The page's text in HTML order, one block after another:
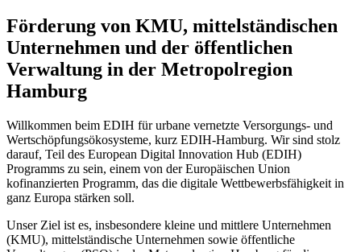
Förderung von KMU, mittelständischen
Unternehmen und der öffentlichen
Verwaltung in der Metropolregion
Hamburg
Willkommen beim EDIH für urbane vernetzte Versorgungs- und
Wertschöpfungsökosysteme, kurz EDIH-Hamburg. Wir sind stolz
darauf, Teil des European Digital Innovation Hub (EDIH)
Programms zu sein, einem von der Europäischen Union
kofinanzierten Programm, das die digitale Wettbewerbsfähigkeit in
ganz Europa stärken soll.
Unser Ziel ist es, insbesondere kleine und mittlere Unternehmen
(KMU), mittelständische Unternehmen sowie öffentliche